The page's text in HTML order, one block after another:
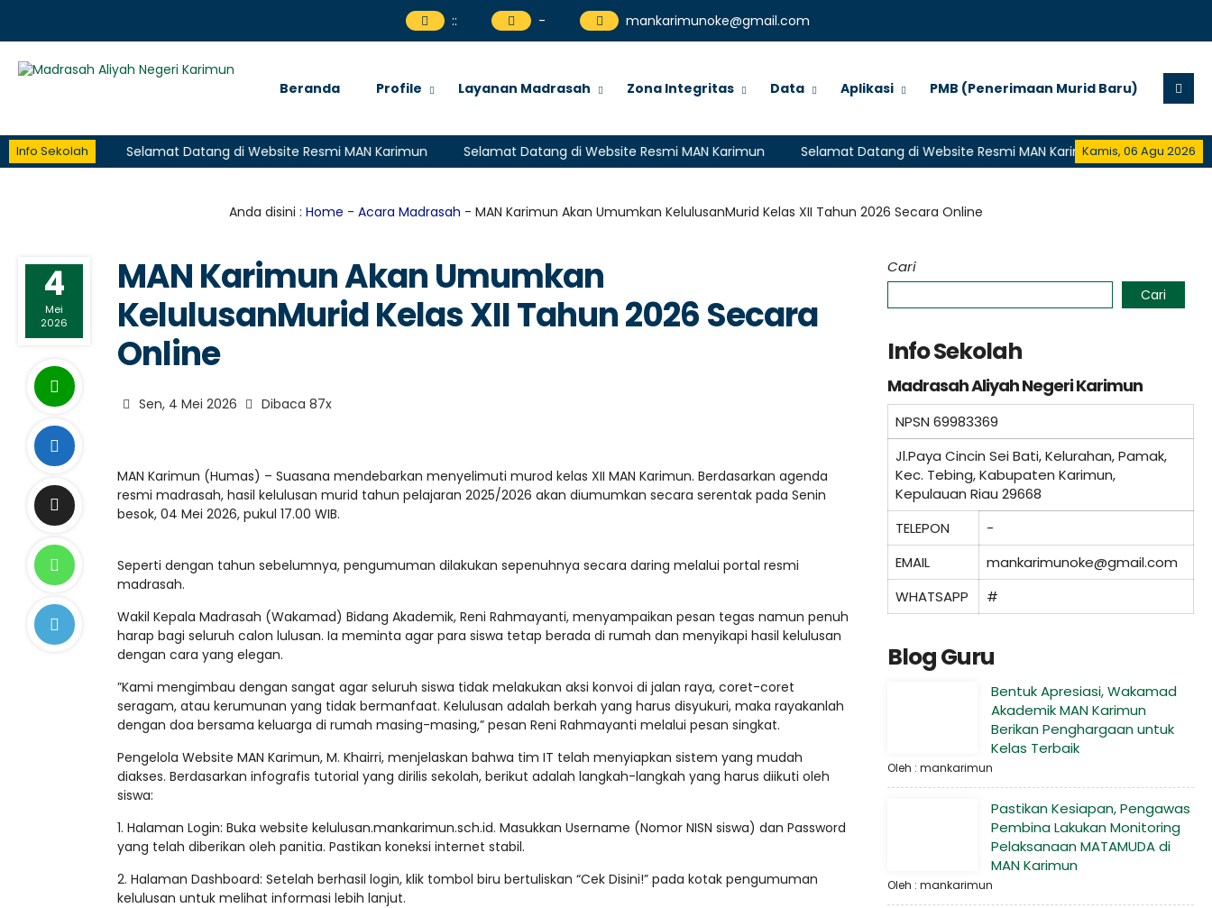
:: - mankarimunoke@gmail.com
Beranda Profile Layanan Madrasah Zona Integritas Data Aplikasi PMB (Penerimaan Murid Baru)
Info Sekolah Kamis, 06 Agu 2026
Selamat Datang di Website Resmi MAN Karimun Selamat Datang di Website Resmi MAN Karimun Selamat Datang di Website Resmi MAN Karimun Selamat Datang di
Anda disini : Home - Acara Madrasah - MAN Karimun Akan Umumkan KelulusanMurid Kelas XII Tahun 2026 Secara Online
4
Mei
2026
MAN Karimun Akan Umumkan
KelulusanMurid Kelas XII Tahun 2026 Secara
Online
Sen, 4 Mei 2026 Dibaca 87x
MAN ​Karimun (Humas) – Suasana mendebarkan menyelimuti murod kelas XII MAN Karimun. Berdasarkan agenda
resmi madrasah, hasil kelulusan murid tahun pelajaran 2025/2026 akan diumumkan secara serentak pada Senin
besok, 04 Mei 2026, pukul 17.00 WIB.
​Seperti dengan tahun sebelumnya, pengumuman dilakukan sepenuhnya secara daring melalui portal resmi
madrasah.
Wakil Kepala Madrasah (Wakamad) Bidang Akademik, Reni Rahmayanti, menyampaikan pesan tegas namun penuh
harap bagi seluruh calon lulusan. Ia meminta agar para siswa tetap berada di rumah dan menyikapi hasil kelulusan
dengan cara yang elegan.
​”Kami mengimbau dengan sangat agar seluruh siswa tidak melakukan aksi konvoi di jalan raya, coret-coret
seragam, atau kerumunan yang tidak bermanfaat. Kelulusan adalah berkah yang harus disyukuri, maka rayakanlah
dengan doa bersama keluarga di rumah masing-masing,” pesan Reni Rahmayanti melalui pesan singkat.
Pengelola Website MAN Karimun, M. Khairri, menjelaskan bahwa tim IT telah menyiapkan sistem yang mudah
diakses. Berdasarkan infografis tutorial yang dirilis sekolah, berikut adalah langkah-langkah yang harus diikuti oleh
siswa:
1. ​Halaman Login: Buka website kelulusan.mankarimun.sch.id. Masukkan Username (Nomor NISN siswa) dan Password
yang telah diberikan oleh panitia. Pastikan koneksi internet stabil.
2. ​Halaman Dashboard: Setelah berhasil login, klik tombol biru bertuliskan “Cek Disini!” pada kotak pengumuman
kelulusan untuk melihat informasi lebih lanjut.
Cari
Cari
Info Sekolah
Madrasah Aliyah Negeri Karimun
NPSN 69983369
Jl.Paya Cincin Sei Bati, Kelurahan, Pamak,
Kec. Tebing, Kabupaten Karimun,
Kepulauan Riau 29668
TELEPON
-
EMAIL
mankarimunoke@gmail.com
WHATSAPP
#
Blog Guru
Bentuk Apresiasi, Wakamad
Akademik MAN Karimun
Berikan Penghargaan untuk
Kelas Terbaik
Oleh : mankarimun
Pastikan Kesiapan, Pengawas
Pembina Lakukan Monitoring
Pelaksanaan MATAMUDA di
MAN Karimun
Oleh : mankarimun